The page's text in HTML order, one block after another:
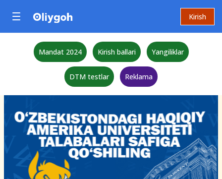
Kirish
Mandat 2024 Kirish ballari Yangiliklar
DTM testlar Reklama